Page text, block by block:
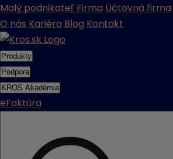
Malý podnikateľ Firma Účtovná firma
O nás Kariéra Blog Kontakt
Produkty
Podpora
KROS Akadémia
eFaktúra